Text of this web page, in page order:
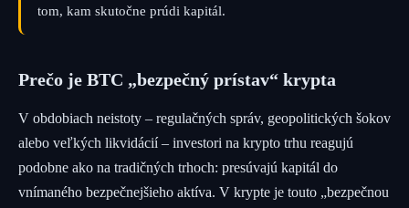
tom, kam skutočne prúdi kapitál.
Prečo je BTC „bezpečný prístav“ krypta
V obdobiach neistoty – regulačných správ, geopolitických šokov
alebo veľkých likvidácií – investori na krypto trhu reagujú
podobne ako na tradičných trhoch: presúvajú kapitál do
vnímaného bezpečnejšieho aktíva. V krypte je touto „bezpečnou